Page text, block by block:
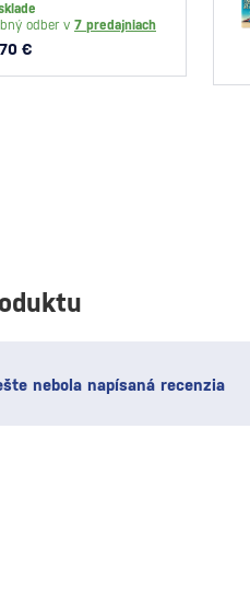
odber v 7 predajniach
€
nebola napísaná recenzia